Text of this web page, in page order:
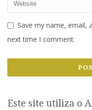
Save my name, email,
next time I comment.
Este site utiliza o